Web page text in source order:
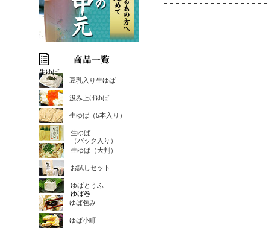
生ゆば
豆乳入り生ゆば
汲み上げゆば
生ゆば（5本入り）
生ゆば
（パック入り）
生ゆば（大判）
お試しセット
ゆばとうふ
ゆば巻
ゆば包み
ゆば小町